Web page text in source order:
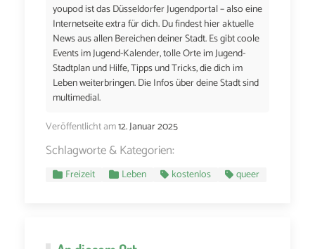
youpod ist das Düsseldorfer Jugendportal – also eine
Internetseite extra für dich. Du findest hier aktuelle
News aus allen Bereichen deiner Stadt. Es gibt coole
Events im Jugend-Kalender, tolle Orte im Jugend-
Stadtplan und Hilfe, Tipps und Tricks, die dich im
Leben weiterbringen. Die Infos über deine Stadt sind
multimedial.
Veröffentlicht am12. Januar 2025
Schlagworte & Kategorien:
Freizeit Leben kostenlos queer